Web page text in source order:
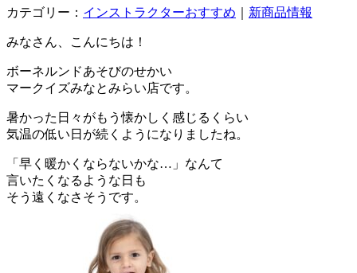
カテゴリー： インストラクターおすすめ 新商品情報
みなさん、こんにちは！
ボーネルンドあそびのせかい
マークイズみなとみらい店です。
暑かった日々がもう懐かしく感じるくらい
気温の低い日が続くようになりましたね。
「早く暖かくならないかな…」なんて
言いたくなるような日も
そう遠くなさそうです。